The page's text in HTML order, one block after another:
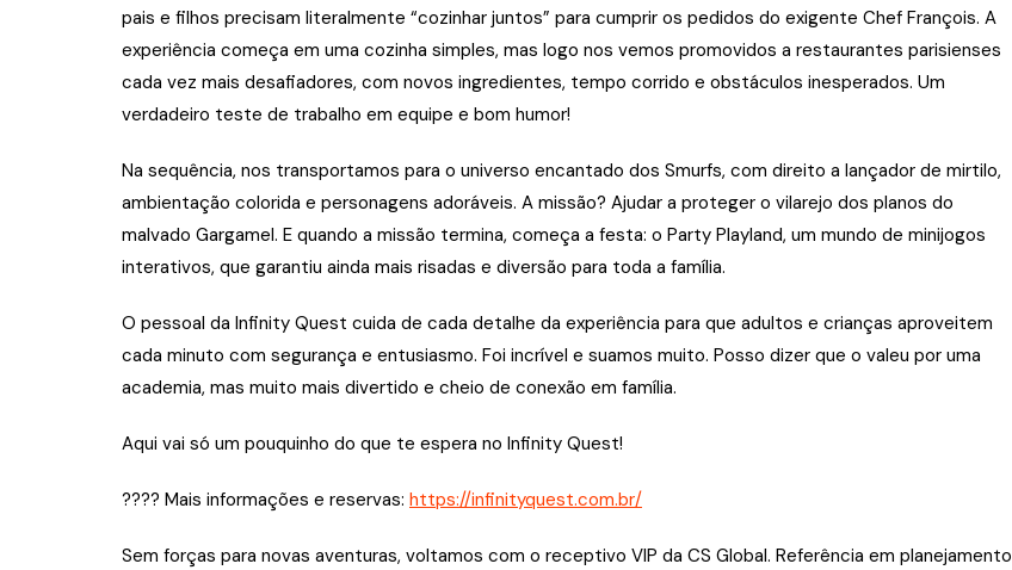
pais e filhos precisam literalmente “cozinhar juntos” para cumprir os pedidos do exigente Chef François. A
experiência começa em uma cozinha simples, mas logo nos vemos promovidos a restaurantes parisienses
cada vez mais desafiadores, com novos ingredientes, tempo corrido e obstáculos inesperados. Um
verdadeiro teste de trabalho em equipe e bom humor!
Na sequência, nos transportamos para o universo encantado dos Smurfs, com direito a lançador de mirtilo,
ambientação colorida e personagens adoráveis. A missão? Ajudar a proteger o vilarejo dos planos do
malvado Gargamel. E quando a missão termina, começa a festa: o Party Playland, um mundo de minijogos
interativos, que garantiu ainda mais risadas e diversão para toda a família.
O pessoal da Infinity Quest cuida de cada detalhe da experiência para que adultos e crianças aproveitem
cada minuto com segurança e entusiasmo. Foi incrível e suamos muito. Posso dizer que o valeu por uma
academia, mas muito mais divertido e cheio de conexão em família.
Aqui vai só um pouquinho do que te espera no Infinity Quest!
???? Mais informações e reservas: https://infinityquest.com.br/
Sem forças para novas aventuras, voltamos com o receptivo VIP da CS Global. Referência em planejamento